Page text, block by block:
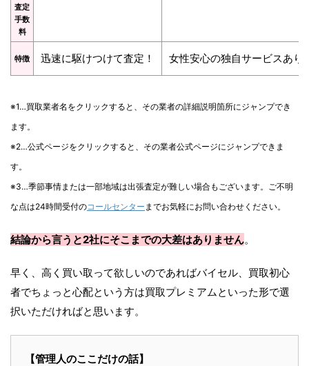
査定
手数
料
特徴 迅速に駆けつけて査定！ 女性安心の独自サービスあり
※1…買取業者名をクリックすると、その業者の詳細説明箇所にジャンプでき
ます。
※2…公式ページをクリックすると、その業者公式ページにジャンプできま
す。
※3…季節事情または一部地域は出張査定が難しい場合もございます。ご不明
な点は24時間受付のコールセンター までお気軽にお問い合わせください。
結論から言うと2社にそこまでの大差はありません。
早く、高く買い取って欲しいのであればバイセル、買取初心
者でちょっと心配という方は買取プレミアムといった形で選
択いただければと思います。
【管理人のここだけの話】